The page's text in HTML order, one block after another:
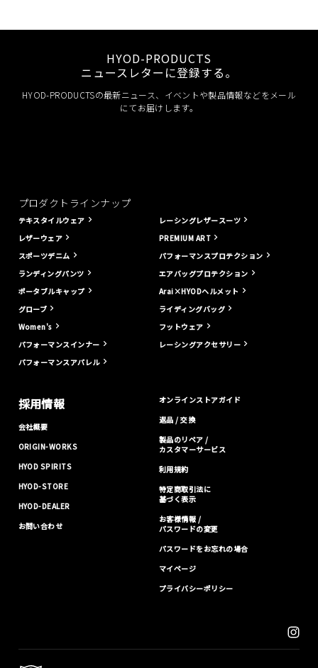
HYOD-PRODUCTS
ニュースレターに登録する。
HYOD-PRODUCTSの最新ニュース、イベントや製品情報などをメール
にてお届けします。
プロダクトラインナップ
テキスタイルウェア
レザーウェア
スポーツデニム
ランディングパンツ
ポータブルキャップ
グローブ
Women's
パフォーマンスインナー
パフォーマンスアパレル
レーシングレザースーツ
PREMIUM ART
パフォーマンスプロテクション
エアバッグプロテクション
Arai×HYODヘルメット
ライディングバッグ
フットウェア
レーシングアクセサリー
採用情報
会社概要
ORIGIN-WORKS
HYOD SPIRITS
HYOD-STORE
HYOD-DEALER
お問い合わせ
オンラインストアガイド
返品 / 交換
製品のリペア /
カスタマーサービス
利用規約
特定商取引法に
基づく表示
お客様情報 /
パスワードの変更
パスワードをお忘れの場合
マイページ
プライバシーポリシー